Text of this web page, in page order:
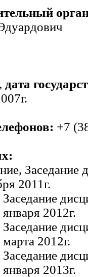
дата
+7
Заседание
2011г.
2012г.
2012г.
2013г.